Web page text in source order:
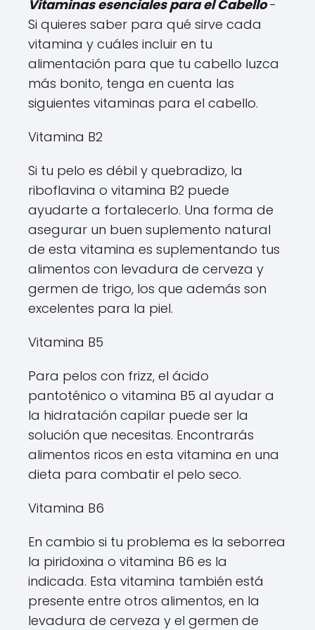
Vitaminas esenciales para el Cabello -
Si quieres saber para qué sirve cada
vitamina y cuáles incluir en tu
alimentación para que tu cabello luzca
más bonito, tenga en cuenta las
siguientes vitaminas para el cabello.
Vitamina B2
Si tu pelo es débil y quebradizo, la
riboflavina o vitamina B2 puede
ayudarte a fortalecerlo. Una forma de
asegurar un buen suplemento natural
de esta vitamina es suplementando tus
alimentos con levadura de cerveza y
germen de trigo, los que además son
excelentes para la piel.
Vitamina B5
Para pelos con frizz, el ácido
pantoténico o vitamina B5 al ayudar a
la hidratación capilar puede ser la
solución que necesitas. Encontrarás
alimentos ricos en esta vitamina en una
dieta para combatir el pelo seco.
Vitamina B6
En cambio si tu problema es la seborrea
la piridoxina o vitamina B6 es la
indicada. Esta vitamina también está
presente entre otros alimentos, en la
levadura de cerveza y el germen de